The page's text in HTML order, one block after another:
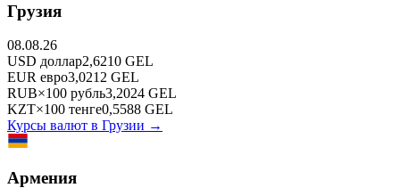
Грузия
08.08.26
USD доллар2,6210 GEL
EUR евро3,0212 GEL
RUB×100 рубль3,2024 GEL
KZT×100 тенге0,5588 GEL
Курсы валют в Грузии →
Армения